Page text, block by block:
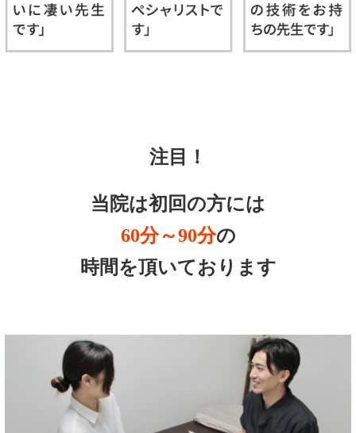
注目！
当院は初回の方には
60分～90分の
時間を頂いております